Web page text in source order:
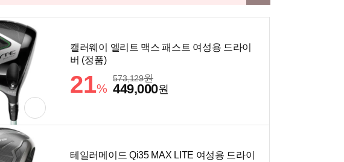
캘러웨이 엘리트 맥스 패스트 여성용 드라이
버 (정품)
21%
573,129원
449,000원
테일러메이드 Qi35 MAX LITE 여성용 드라이